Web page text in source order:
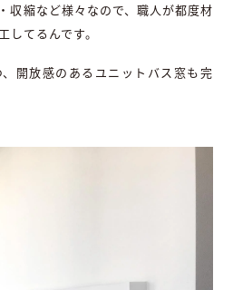
収縮など様々なので、職人が都度材
してるんです。
開放感のあるユニットバス窓も完